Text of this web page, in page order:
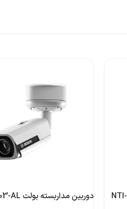
دوربین مداربسته بولت NBE-5503-AL